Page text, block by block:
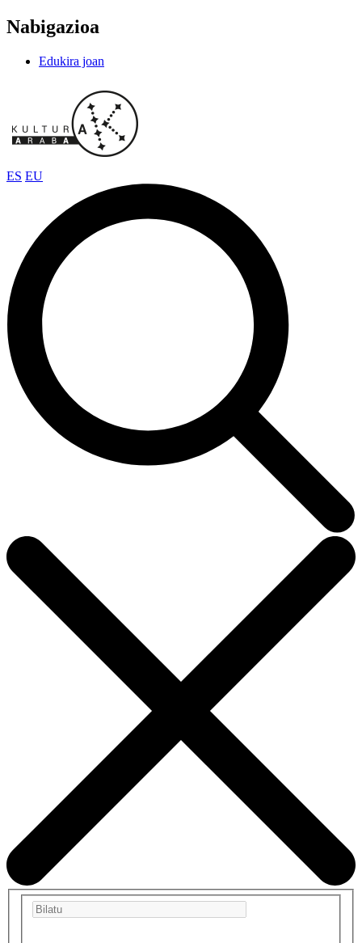
Nabigazioa
Edukira joan
ES EU